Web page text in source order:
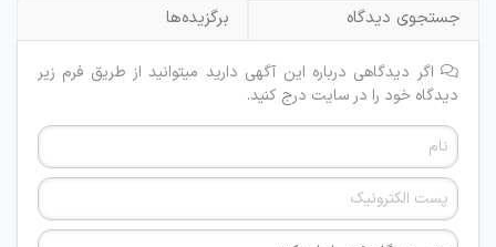
جستجوی دیدگاه
برگزیده‌ها
اگر دیدگاهی درباره این آگهی دارید میتوانید از طریق فرم زیر
دیدگاه خود را در سایت درج کنید.